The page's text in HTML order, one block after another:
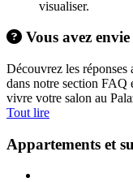
visualiser.
Vous avez
Découvrez les réponses
dans notre section FAQ
vivre votre salon au
Tout lire
Appartements et